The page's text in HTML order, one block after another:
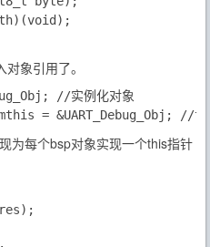
象引用了。
//实例化对象
为每个bsp对象实现一个this指针